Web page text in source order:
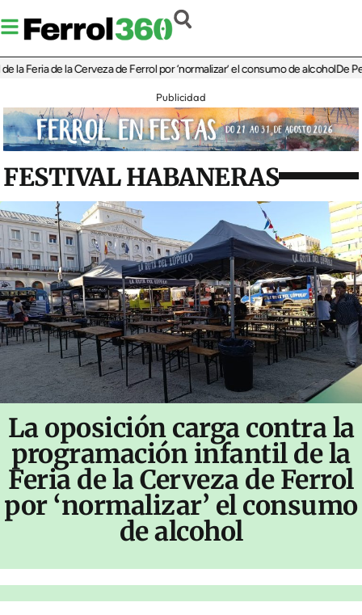
de la Cerveza de Ferrol por ‘normalizar’ el consumo de alcoholDe Perlío a
Publicidad
FESTIVAL HABANERAS
La oposición carga contra la
programación infantil de la
Feria de la Cerveza de Ferrol
por ‘normalizar’ el consumo
de alcohol